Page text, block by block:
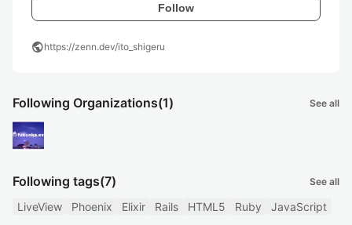
Follow
publichttps://zenn.dev/ito_shigeru
Following Organizations(1) See all
Following tags(7) See all
LiveView Phoenix Elixir Rails HTML5 Ruby JavaScript